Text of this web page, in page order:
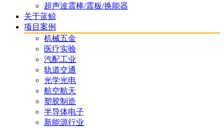
超声波震棒/震板/换能器
关于蓝鲸
项目案例
机械五金
医疗实验
汽配工业
轨道交通
光学光电
航空航天
塑胶制造
半导体电子
新能源行业